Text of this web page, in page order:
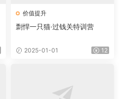
价值提升
剽悍一只猫·过钱关特训营
2025-01-01 12